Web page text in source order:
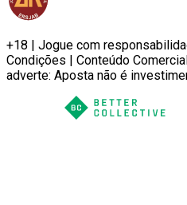
+18 | Jogue com
Condições | Conteúdo
adverte: Aposta não é